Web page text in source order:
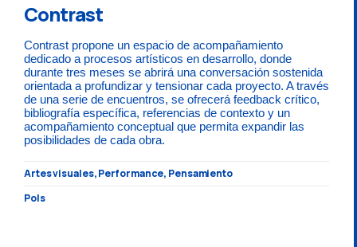
Contrast
Contrast propone un espacio de acompañamiento
dedicado a procesos artísticos en desarrollo, donde
durante tres meses se abrirá una conversación sostenida
orientada a profundizar y tensionar cada proyecto. A través
de una serie de encuentros, se ofrecerá feedback crítico,
bibliografía específica, referencias de contexto y un
acompañamiento conceptual que permita expandir las
posibilidades de cada obra.
Artes visuales, Performance, Pensamiento
Pols